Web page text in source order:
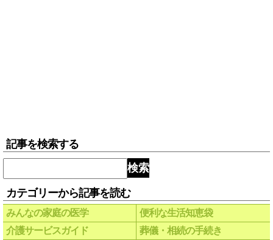
記事を検索する
検索
カテゴリーから記事を読む
みんなの家庭の医学
便利な生活知恵袋
介護サービスガイド
葬儀・相続の手続き